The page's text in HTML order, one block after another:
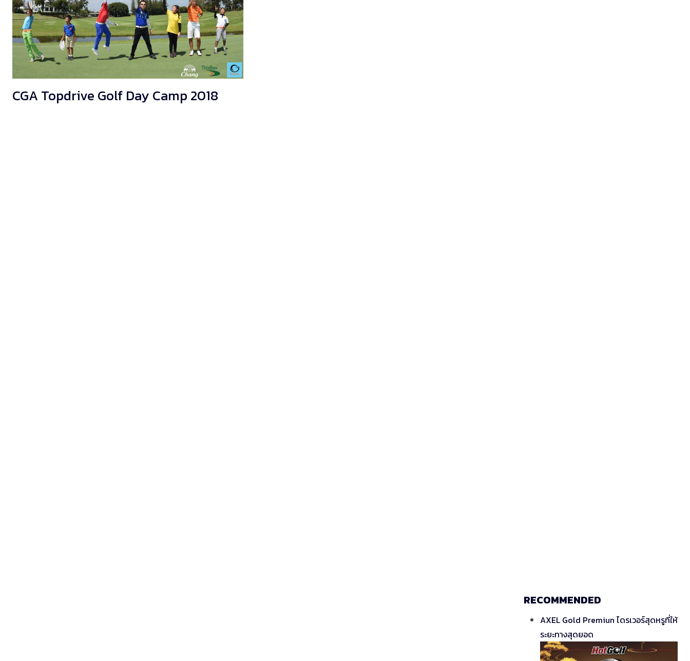
CGA Topdrive Golf Day Camp 2018
RECOMMENDED
AXEL Gold Premiun ไดรเวอร์สุดหรูที่ให้
ระยะทางสุดยอด